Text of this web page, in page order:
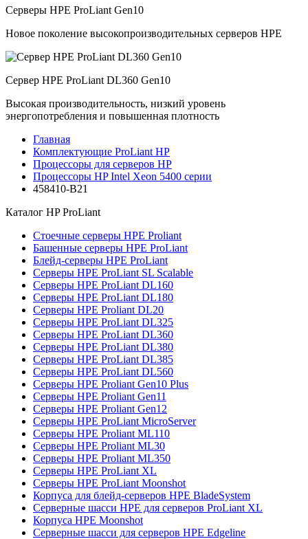
Серверы HPE ProLiant Gen10
Новое поколение высокопроизводительных серверов HPE
Сервер HPE ProLiant DL360 Gen10
Высокая производительность, низкий уровень
энергопотребления и повышенная плотность
Главная
Комплектующие ProLiant HP
Процессоры для серверов HP
Процессоры HP Intel Xeon 5400 серии
458410-B21
Каталог HP ProLiant
Стоечные серверы HPE Proliant
Башенные серверы HPE ProLiant
Блейд-серверы HPE ProLiant
Серверы HPE ProLiant SL Scalable
Серверы HPE ProLiant DL160
Серверы HPE ProLiant DL180
Серверы HPE Proliant DL20
Серверы HPE ProLiant DL325
Серверы HPE ProLiant DL360
Серверы HPE ProLiant DL380
Серверы HPE ProLiant DL385
Серверы HPE ProLiant DL560
Серверы HPE Proliant Gen10 Plus
Серверы HPE Proliant Gen11
Серверы HPE Proliant Gen12
Серверы HPE ProLiant MicroServer
Серверы HPE Proliant ML110
Серверы HPE Proliant ML30
Серверы HPE Proliant ML350
Серверы HPE ProLiant XL
Серверы HPE ProLiant Moonshot
Корпуса для блейд-серверов HPE BladeSystem
Серверные шасси HPE для серверов ProLiant XL
Корпуса HPE Moonshot
Серверные шасси для серверов HPE Edgeline